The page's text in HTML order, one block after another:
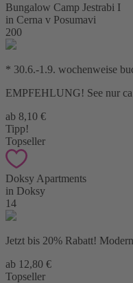
Bungalow Camp Jestrabi I
in Cerna v Posumavi
200
* 30.6.-1.9. wochenweise
EMPFEHLUNG! See nur
ab 8,10 €
Tipp!
Topseller
Doksy Apartments
in Doksy
14
Jetzt bis 20% Rabatt!
ab 12,80 €
Topseller